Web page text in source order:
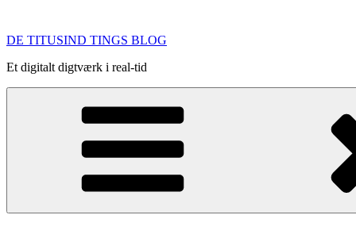
indhold
DE TITUSIND TINGS BLOG
Et digitalt digtværk i real-tid